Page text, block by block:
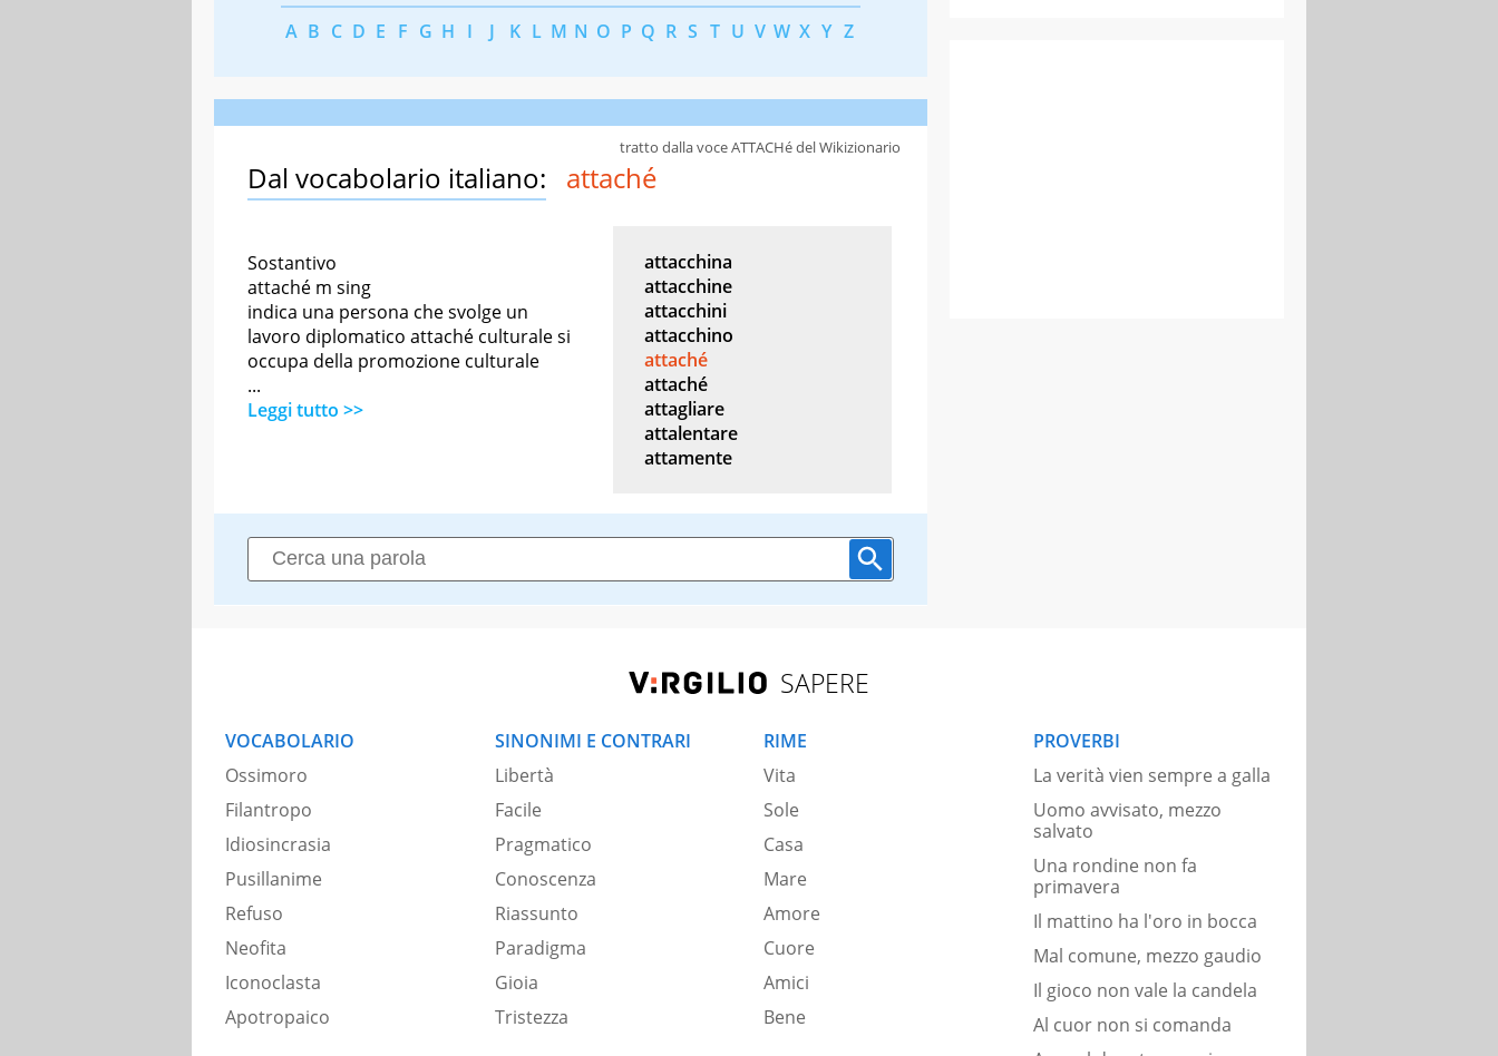
A B C D E F G H I J K L M N O P Q R S T U V W X Y Z
Dal vocabolario italiano: attaché
tratto dalla voce ATTACHé del Wikizionario
Sostantivo
attaché m sing
indica una persona che svolge un
lavoro diplomatico attaché culturale si
occupa della promozione culturale
...
Leggi tutto >>
attacchina
attacchine
attacchini
attacchino
attaché
attaché
attagliare
attalentare
attamente
SAPERE
VOCABOLARIO
Ossimoro
Filantropo
Idiosincrasia
Pusillanime
Refuso
Neofita
Iconoclasta
Apotropaico
SINONIMI E CONTRARI
Libertà
Facile
Pragmatico
Conoscenza
Riassunto
Paradigma
Gioia
Tristezza
RIME
Vita
Sole
Casa
Mare
Amore
Cuore
Amici
Bene
PROVERBI
La verità vien sempre a galla
Uomo avvisato, mezzo
salvato
Una rondine non fa
primavera
Il mattino ha l'oro in bocca
Mal comune, mezzo gaudio
Il gioco non vale la candela
Al cuor non si comanda